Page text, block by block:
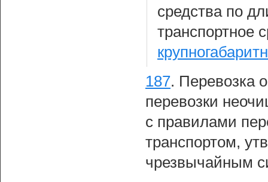
средства по
транспортное
187. Перевозка
перевозки
с правилами
транспортом,
чрезвычайным